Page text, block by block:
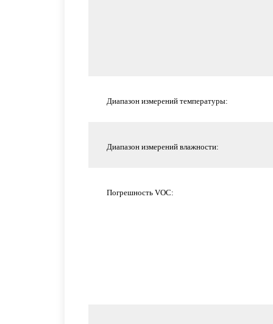
Диапазон измерений температуры:
Диапазон измерений влажности:
Погрешность VOC: